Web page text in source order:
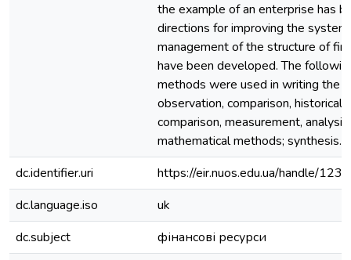
the example of an enterprise has
directions for improving the
management of the structure of
have been developed. The
methods were used in writing the
observation, comparison, historical
comparison, measurement,
mathematical methods; synthesis.
dc.identifier.uri
https://eir.nuos.edu.ua/handle/
dc.language.iso
uk
dc.subject
фінансові ресурси